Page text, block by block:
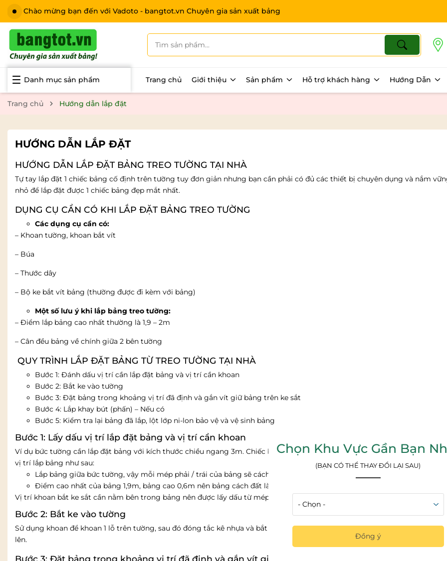
Chào mừng bạn đến với Vadoto - bangtot.vn Chuyên gia sản xuất bảng
Danh mục sản phẩm Trang chủ Giới thiệu Sản phẩm Hỗ trợ khách hàng Hướng Dẫn
Trang chủ Hướng dẫn lắp đặt
HƯỚNG DẪN LẮP ĐẶT
HƯỚNG DẪN LẮP ĐẶT BẢNG TREO TƯỜNG TẠI NHÀ
Tự tay lắp đặt 1 chiếc bảng cố định trên tường tuy đơn giản nhưng bạn cần phải có đủ các thiết bị chuyên dụng và nắm
nhỏ để lắp đặt được 1 chiếc bảng đẹp mắt nhất.
DỤNG CỤ CẦN CÓ KHI LẮP ĐẶT BẢNG TREO TƯỜNG
Các dụng cụ cần có:
– Khoan tường, khoan bắt vít
– Búa
– Thước dây
– Bộ ke bắt vít bảng (thường được đi kèm với bảng)
Một số lưu ý khi lắp bảng treo tường:
– Điểm lắp bảng cao nhất thường là 1,9 – 2m
– Cân đều bảng về chính giữa 2 bên tường
QUY TRÌNH LẮP ĐẶT BẢNG TỪ TREO TƯỜNG TẠI NHÀ
Bước 1: Đánh dấu vị trí cần lắp đặt bảng và vị trí cần khoan
Bước 2: Bắt ke vào tường
Bước 3: Đặt bảng trong khoảng vị trí đã định và gắn vít giữ bảng trên ke sắt
Bước 4: Lắp khay bút (phấn) – Nếu có
Bước 5: Kiểm tra lại bảng đã lắp, lột lớp ni-lon bảo vệ và vệ sinh bảng
Bước 1: Lấy dấu vị trí lắp đặt bảng và vị trí cần khoan
Ví dụ bức tường cần lắp đặt bảng với kích thước chiều ngang 3m. Chiếc bảng cần lắp có kích thước 0,6 x 1,0m. Vậy chúng
vị trí lắp bảng như sau:
Lắp bảng giữa bức tường, vậy mỗi mép phải / trái của bảng sẽ cách góc tường là: (3 – 1)/2 = 1m
Điểm cao nhất của bảng 1,9m, bảng cao 0,6m nên bảng cách đất là 1,3m
Vị trí khoan bắt ke sắt cần nằm bên trong bảng nên được lấy dấu từ mép bảng vào khoảng 20cm.
Bước 2: Bắt ke vào tường
Sử dụng khoan để khoan 1 lỗ trên tường, sau đó đóng tắc kê nhựa và bắt ke vào tường. Hai ke trên bắt quay xuống, hai ke
lên.
Bước 3: Đặt bảng trong khoảng vị trí đã định và gắn vít giữ bảng trên ke sắt
Chọn Khu Vực Gần Bạn
(BẠN CÓ THỂ THAY ĐỔI LẠI SAU)
Đồng ý